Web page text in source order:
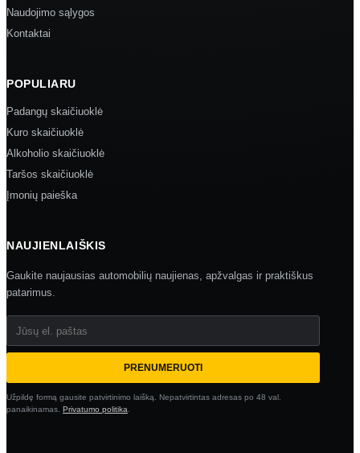
Naudojimo sąlygos
Kontaktai
POPULIARU
Padangų skaičiuoklė
Kuro skaičiuoklė
Alkoholio skaičiuoklė
Taršos skaičiuoklė
Įmonių paieška
NAUJIENLAIŠKIS
Gaukite naujausias automobilių naujienas, apžvalgas ir praktiškus
patarimus.
Jūsų el. paštas
PRENUMERUOTI
Užpildę formą gausite patvirtinimo laišką. Nepatvirtintas adresas po 48 val.
panaikinamas. Privatumo politika.